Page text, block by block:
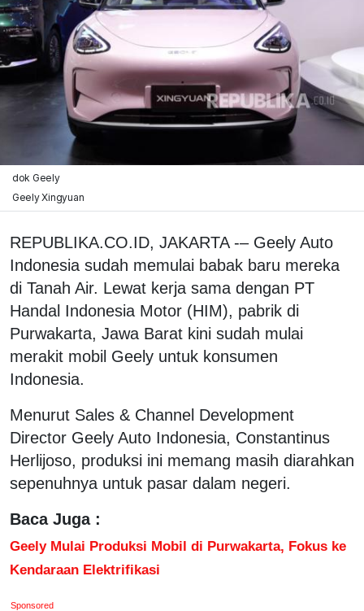
dok Geely
Geely Xingyuan
REPUBLIKA.CO.ID, JAKARTA -– Geely Auto
Indonesia sudah memulai babak baru mereka
di Tanah Air. Lewat kerja sama dengan PT
Handal Indonesia Motor (HIM), pabrik di
Purwakarta, Jawa Barat kini sudah mulai
merakit mobil Geely untuk konsumen
Indonesia.
Menurut Sales & Channel Development
Director Geely Auto Indonesia, Constantinus
Herlijoso, produksi ini memang masih diarahkan
sepenuhnya untuk pasar dalam negeri.
Baca Juga :
Geely Mulai Produksi Mobil di Purwakarta, Fokus ke
Kendaraan Elektrifikasi
Sponsored